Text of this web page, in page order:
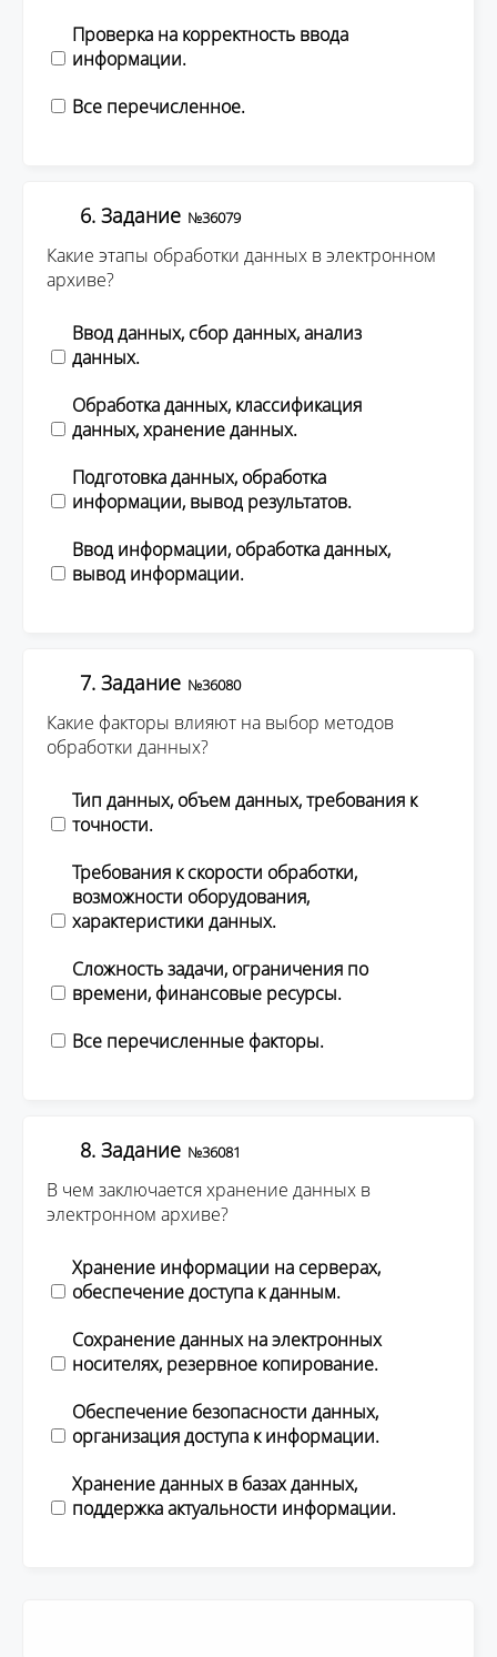
Проверка на корректность ввода
информации.
Все перечисленное.
6. Задание №36079
Какие этапы обработки данных в электронном
архиве?
Ввод данных, сбор данных, анализ
данных.
Обработка данных, классификация
данных, хранение данных.
Подготовка данных, обработка
информации, вывод результатов.
Ввод информации, обработка данных,
вывод информации.
7. Задание №36080
Какие факторы влияют на выбор методов
обработки данных?
Тип данных, объем данных, требования к
точности.
Требования к скорости обработки,
возможности оборудования,
характеристики данных.
Сложность задачи, ограничения по
времени, финансовые ресурсы.
Все перечисленные факторы.
8. Задание №36081
В чем заключается хранение данных в
электронном архиве?
Хранение информации на серверах,
обеспечение доступа к данным.
Сохранение данных на электронных
носителях, резервное копирование.
Обеспечение безопасности данных,
организация доступа к информации.
Хранение данных в базах данных,
поддержка актуальности информации.